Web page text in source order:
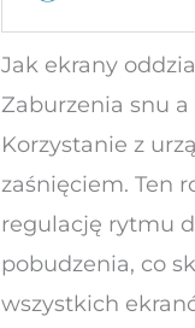
Jak ekrany
Zaburzenia snu
Korzystanie z
zaśnięciem. Ten
regulację rytmu
pobudzenia, co
wszystkich